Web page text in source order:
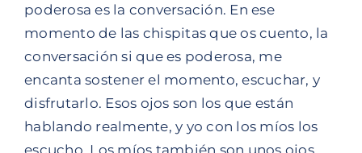
poderosa es la conversación. En ese
momento de las chispitas que os cuento, la
conversación si que es poderosa, me
encanta sostener el momento, escuchar, y
disfrutarlo. Esos ojos son los que están
hablando realmente, y yo con los míos los
escucho. Los míos también son unos ojos